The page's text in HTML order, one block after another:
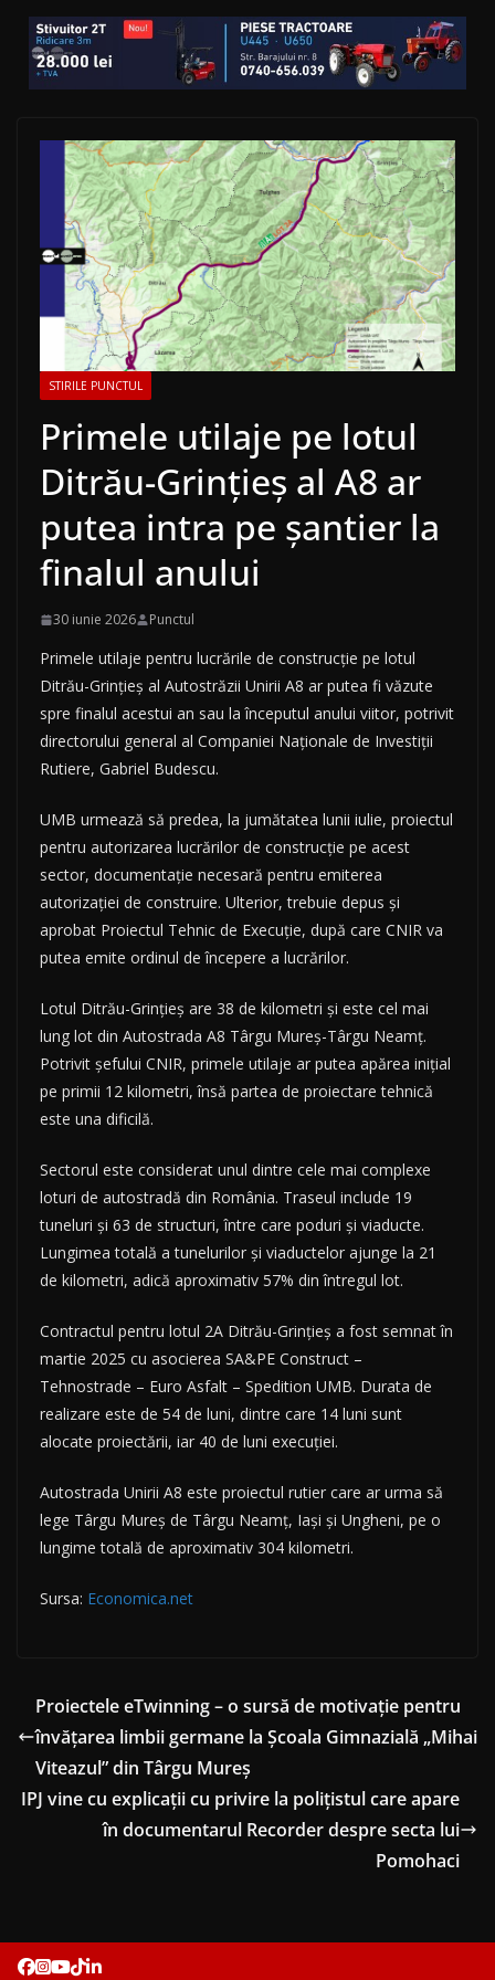
STIRILE PUNCTUL
Primele utilaje pe lotul
Ditrău-Grințieș al A8 ar
putea intra pe șantier la
finalul anului
30 iunie 2026 Punctul
Primele utilaje pentru lucrările de construcție pe lotul
Ditrău-Grințieș al Autostrăzii Unirii A8 ar putea fi văzute
spre finalul acestui an sau la începutul anului viitor, potrivit
directorului general al Companiei Naționale de Investiții
Rutiere, Gabriel Budescu.
UMB urmează să predea, la jumătatea lunii iulie, proiectul
pentru autorizarea lucrărilor de construcție pe acest
sector, documentație necesară pentru emiterea
autorizației de construire. Ulterior, trebuie depus și
aprobat Proiectul Tehnic de Execuție, după care CNIR va
putea emite ordinul de începere a lucrărilor.
Lotul Ditrău-Grințieș are 38 de kilometri și este cel mai
lung lot din Autostrada A8 Târgu Mureș-Târgu Neamț.
Potrivit șefului CNIR, primele utilaje ar putea apărea inițial
pe primii 12 kilometri, însă partea de proiectare tehnică
este una dificilă.
Sectorul este considerat unul dintre cele mai complexe
loturi de autostradă din România. Traseul include 19
tuneluri și 63 de structuri, între care poduri și viaducte.
Lungimea totală a tunelurilor și viaductelor ajunge la 21
de kilometri, adică aproximativ 57% din întregul lot.
Contractul pentru lotul 2A Ditrău-Grințieș a fost semnat în
martie 2025 cu asocierea SA&PE Construct –
Tehnostrade – Euro Asfalt – Spedition UMB. Durata de
realizare este de 54 de luni, dintre care 14 luni sunt
alocate proiectării, iar 40 de luni execuției.
Autostrada Unirii A8 este proiectul rutier care ar urma să
lege Târgu Mureș de Târgu Neamț, Iași și Ungheni, pe o
lungime totală de aproximativ 304 kilometri.
Sursa: Economica.net
Proiectele eTwinning – o sursă de motivație pentru
învățarea limbii germane la Școala Gimnazială „Mihai
Viteazul” din Târgu Mureș
IPJ vine cu explicații cu privire la polițistul care apare
în documentarul Recorder despre secta lui
Pomohaci